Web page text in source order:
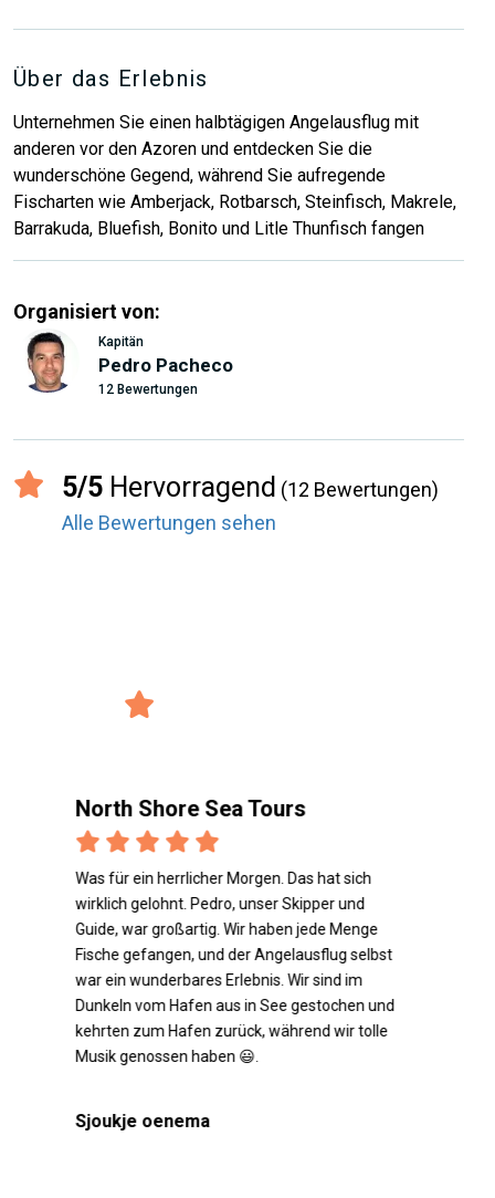
Über das Erlebnis
Unternehmen Sie einen halbtägigen Angelausflug mit
anderen vor den Azoren und entdecken Sie die
wunderschöne Gegend, während Sie aufregende
Fischarten wie Amberjack, Rotbarsch, Steinfisch, Makrele,
Barrakuda, Bluefish, Bonito und Litle Thunfisch fangen
Organisiert von:
Kapitän
Pedro Pacheco
12 Bewertungen
5/5 Hervorragend (12 Bewertungen)
Alle Bewertungen sehen
North Shore Sea Tours
Was für ein herrlicher Morgen. Das hat sich
wirklich gelohnt. Pedro, unser Skipper und
Guide, war großartig. Wir haben jede Menge
Fische gefangen, und der Angelausflug selbst
war ein wunderbares Erlebnis. Wir sind im
Dunkeln vom Hafen aus in See gestochen und
kehrten zum Hafen zurück, während wir tolle
Musik genossen haben 😃.
Sjoukje oenema